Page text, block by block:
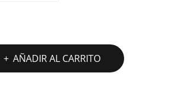
AÑADIR AL CARRITO